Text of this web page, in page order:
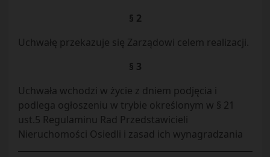
§ 2
Uchwałę przekazuje się Zarządowi celem realizacji.
§ 3
Uchwała wchodzi w życie z dniem podjęcia i
podlega ogłoszeniu w trybie określonym w § 21
ust.5 Regulaminu Rad Przedstawicieli
Nieruchomości Osiedli i zasad ich wynagradzania